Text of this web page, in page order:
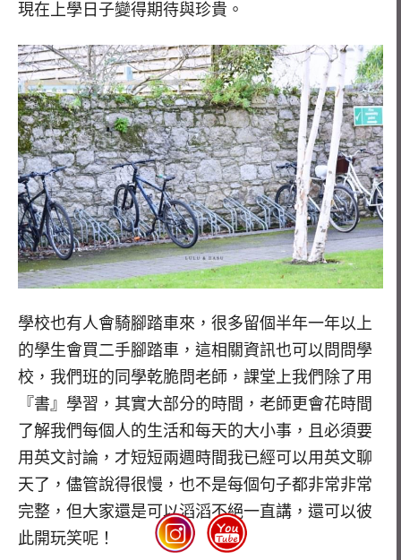
現在上學日子變得期待與珍貴。
學校也有人會騎腳踏車來，很多留個半年一年以上
的學生會買二手腳踏車，這相關資訊也可以問問學
校，我們班的同學乾脆問老師，課堂上我們除了用
『書』學習，其實大部分的時間，老師更會花時間
了解我們每個人的生活和每天的大小事，且必須要
用英文討論，才短短兩週時間我已經可以用英文聊
天了，儘管說得很慢，也不是每個句子都非常非常
完整，但大家還是可以滔滔不絕一直講，還可以彼
此開玩笑呢！